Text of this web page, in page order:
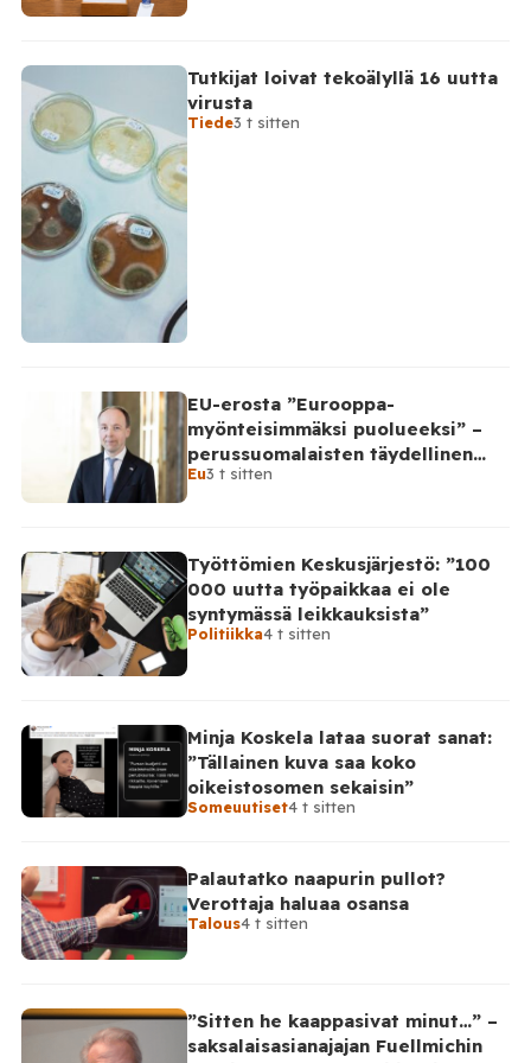
Tutkijat loivat tekoälyllä 16 uutta
virusta
Tiede3 t sitten
EU-erosta ”Eurooppa-
myönteisimmäksi puolueeksi” –
perussuomalaisten täydellinen
takinkääntö
Eu3 t sitten
Työttömien Keskusjärjestö: ”100
000 uutta työpaikkaa ei ole
syntymässä leikkauksista”
Politiikka4 t sitten
Minja Koskela lataa suorat sanat:
”Tällainen kuva saa koko
oikeistosomen sekaisin”
Someuutiset4 t sitten
Palautatko naapurin pullot?
Verottaja haluaa osansa
Talous4 t sitten
”Sitten he kaappasivat minut…” –
saksalaisasianajajan Fuellmichin